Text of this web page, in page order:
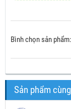
Bình chọn sản phẩm:
Sản phẩm